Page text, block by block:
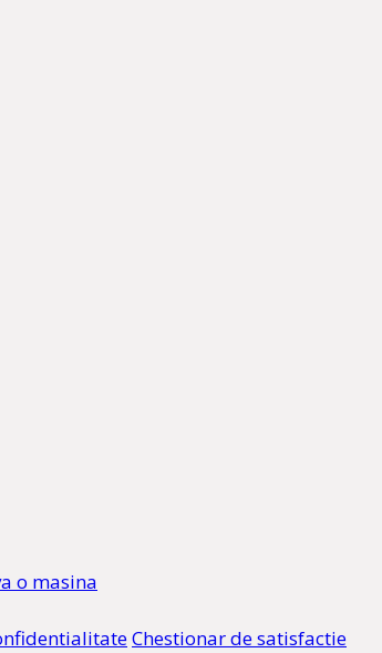
o masina
Chestionar de satisfactie